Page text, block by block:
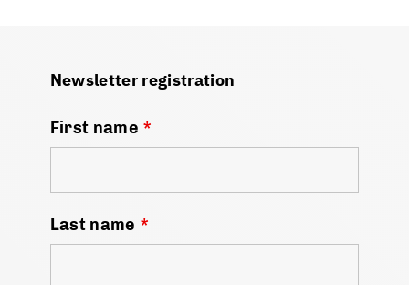
Newsletter registration
First name *
Last name *